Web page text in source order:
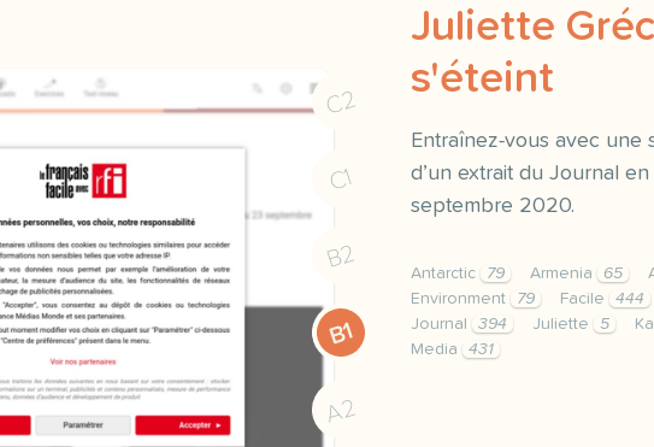
C2
C1
B2
B1
A2
Juliette
s'éteint
Entraînez-vous avec une
d’un extrait du Journal
septembre 2020.
Antarctic 79 Armenia 65
Environment
79 Facile 444
Journal
394 Juliette 5
Media
431